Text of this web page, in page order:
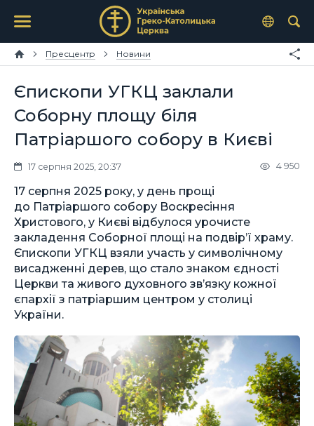
Пресцентр Новини
Єпископи УГКЦ заклали
Соборну площу біля
Патріаршого собору в Києві
17 серпня 2025, 20:37 4 950
17 серпня 2025 року, у день прощі
до Патріаршого собору Воскресіння
Христового, у Києві відбулося урочисте
закладення Соборної площі на подвір’ї храму.
Єпископи УГКЦ взяли участь у символічному
висадженні дерев, що стало знаком єдності
Церкви та живого духовного зв’язку кожної
єпархії з патріаршим центром у столиці
України.